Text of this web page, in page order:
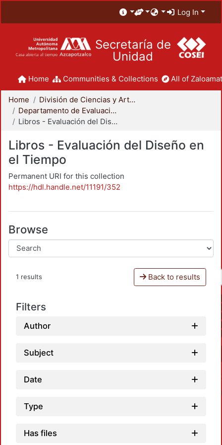
Log In
Secretaría de
Unidad
Home Communities & Collections All of
Home
División de Ciencias y Artes para el Diseño
Departamento de Evaluación del Diseño en el Tiempo
Libros - Evaluación del Diseño en el Tiempo
Libros - Evaluación del Diseño en
el Tiempo
Permanent URI for this collection
https://hdl.handle.net/11191/352
Browse
1 results Back to results
Filters
Author
Subject
Date
Type
Has files